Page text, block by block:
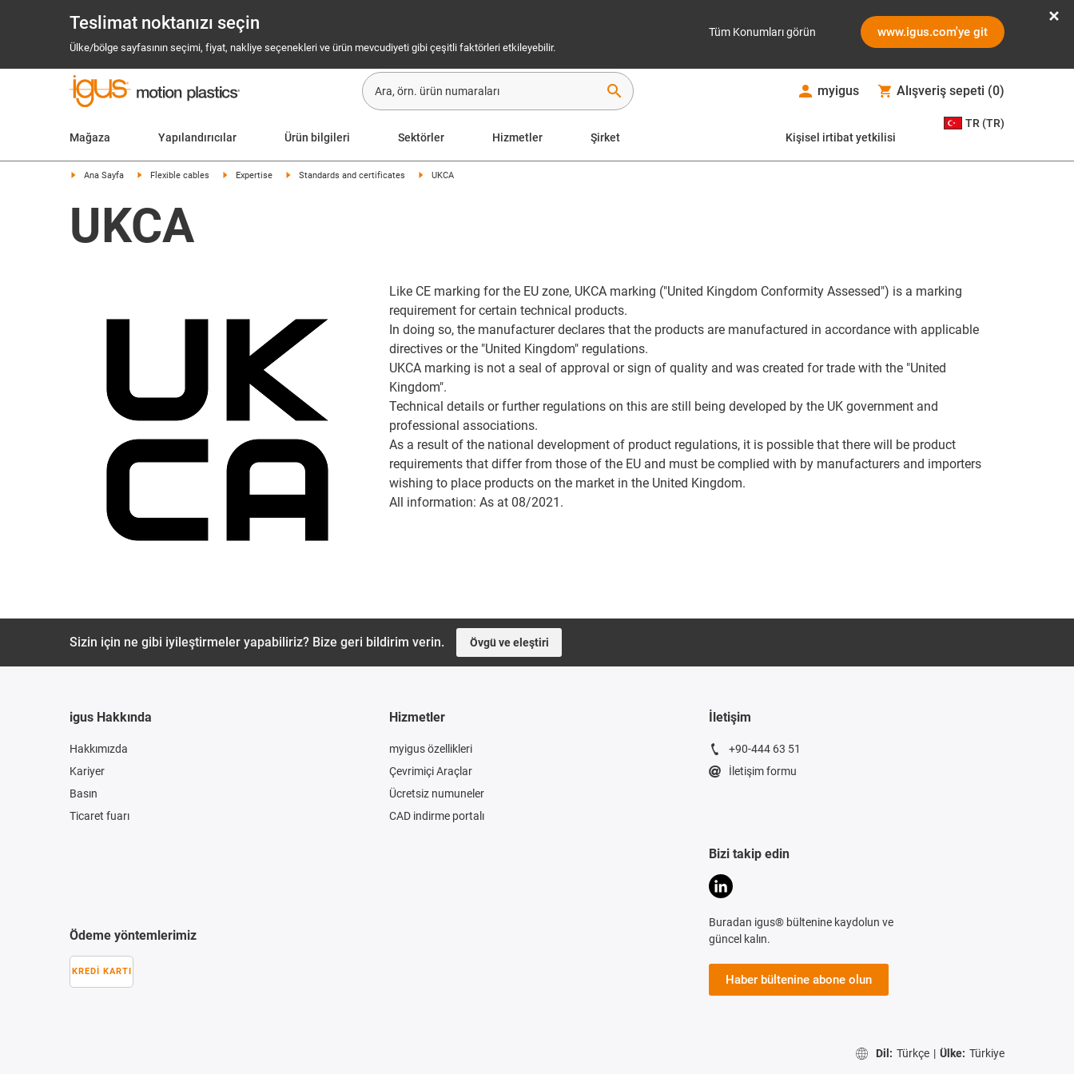
Teslimat noktanızı seçin
Ülke/bölge sayfasının seçimi, fiyat, nakliye seçenekleri ve ürün mevcudiyeti gibi çeşitli faktörleri etkileyebilir.
Tüm Konumları görün www.igus.com'ye git
search myigus Alışveriş sepeti (0)
Mağaza Yapılandırıcılar Ürün bilgileri Sektörler Hizmetler Şirket Kişisel irtibat yetkilisi
TR (TR)
Ana Sayfa Flexible cables Expertise Standards and certificates UKCA
UKCA
Like CE marking for the EU zone, UKCA marking ("United Kingdom Conformity Assessed") is a marking
requirement for certain technical products.
In doing so, the manufacturer declares that the products are manufactured in accordance with applicable
directives or the "United Kingdom" regulations.
UKCA marking is not a seal of approval or sign of quality and was created for trade with the "United
Kingdom".
Technical details or further regulations on this are still being developed by the UK government and
professional associations.
As a result of the national development of product regulations, it is possible that there will be product
requirements that differ from those of the EU and must be complied with by manufacturers and importers
wishing to place products on the market in the United Kingdom.
All information: As at 08/2021.
Sizin için ne gibi iyileştirmeler yapabiliriz? Bize geri bildirim verin. Övgü ve eleştiri
igus Hakkında
Hakkımızda
Kariyer
Basın
Ticaret fuarı
Hizmetler
myigus özellikleri
Çevrimiçi Araçlar
Ücretsiz numuneler
CAD indirme portalı
İletişim
+90-444 63 51
İletişim formu
Ödeme yöntemlerimiz
KREDI KARTI
Bizi takip edin
Buradan igus® bültenine kaydolun ve
güncel kalın.
Haber bültenine abone olun
Dil: Türkçe | Ülke: Türkiye